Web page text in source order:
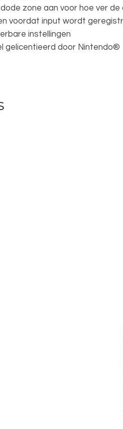
zone aan voor hoe ver
voordat input wordt
instellingen
gelicentieerd door Nintendo®